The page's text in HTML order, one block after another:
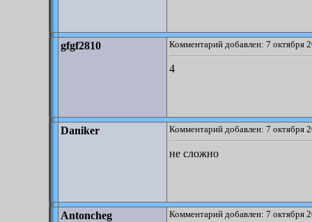
gfgf2810 Комментарий добавлен: 7 октября
4
Daniker Комментарий добавлен: 7 октября
не сложно
Antoncheg Комментарий добавлен: 7 октября